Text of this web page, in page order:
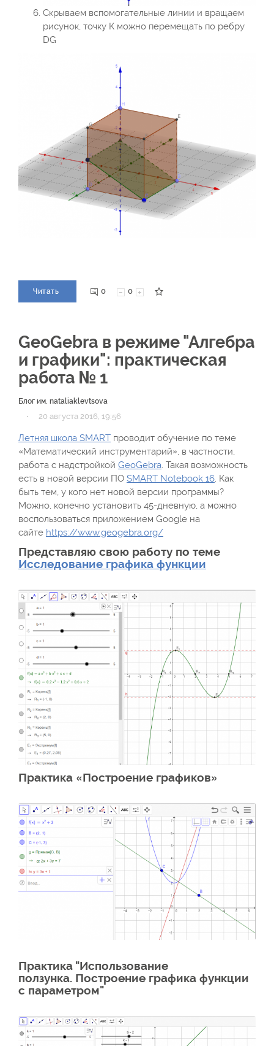
Скрываем вспомогательные линии и вращаем
рисунок, точку К можно перемещать по ребру
DG
Читать 0 0
GeoGebra в режиме "Алгебра
и графики": практическая
работа № 1
Блог им. nataliaklevtsova
· 20 августа 2016, 19:56
Летняя школа SMART проводит обучение по теме
«Математический инструментарий», в частности,
работа с надстройкой GeoGebra. Такая возможность
есть в новой версии ПО SMART Notebook 16. Как
быть тем, у кого нет новой версии программы?
Можно, конечно установить 45-дневную, а можно
воспользоваться приложением Google на
сайте https://www.geogebra.org/
Представляю свою работу по теме
Исследование графика функции
Практика «Построение графиков»
Практика "Использование
ползунка. Построение графика функции
с параметром"